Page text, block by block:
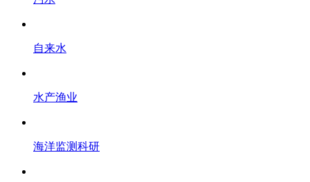
自来水
水产渔业
海洋监测科研